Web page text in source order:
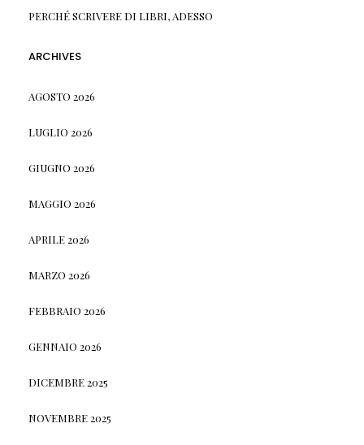
PERCHÉ SCRIVERE DI LIBRI, ADESSO
ARCHIVES
AGOSTO 2026
LUGLIO 2026
GIUGNO 2026
MAGGIO 2026
APRILE 2026
MARZO 2026
FEBBRAIO 2026
GENNAIO 2026
DICEMBRE 2025
NOVEMBRE 2025